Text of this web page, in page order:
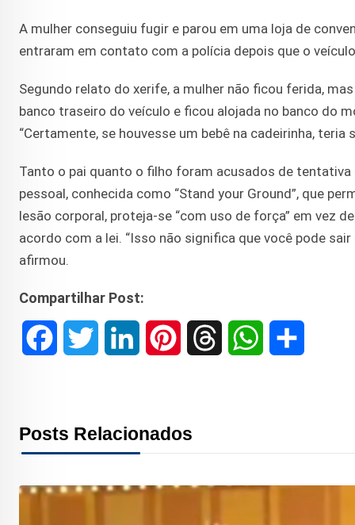
A mulher conseguiu fugir e parou em uma loja de
entraram em contato com a polícia depois que o
Segundo relato do xerife, a mulher não ficou ferida,
banco traseiro do veículo e ficou alojada no banco do
“Certamente, se houvesse um bebê na cadeirinha, teria
Tanto o pai quanto o filho foram acusados ​​de
pessoal, conhecida como “Stand your Ground”, que
lesão corporal, proteja-se “com uso de força” em vez
acordo com a lei. “Isso não significa que você pode
afirmou.
Compartilhar Post:
e t k t
Posts Relacionados